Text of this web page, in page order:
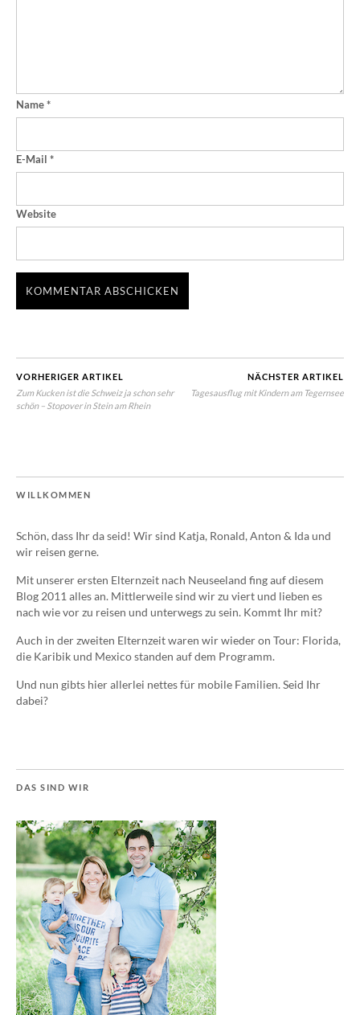
Name*
E-Mail *
Website
VORHERIGER ARTIKEL
Zum Kucken ist die Schweiz ja schon sehr
schön – Stopover in Stein am Rhein
NÄCHSTER ARTIKEL
Tagesausflug mit Kindern am Tegernsee
WILLKOMMEN
Schön, dass Ihr da seid! Wir sind Katja, Ronald, Anton & Ida und
wir reisen gerne.
Mit unserer ersten Elternzeit nach Neuseeland fing auf diesem
Blog 2011 alles an. Mittlerweile sind wir zu viert und lieben es
nach wie vor zu reisen und unterwegs zu sein. Kommt Ihr mit?
Auch in der zweiten Elternzeit waren wir wieder on Tour: Florida,
die Karibik und Mexico standen auf dem Programm.
Und nun gibts hier allerlei nettes für mobile Familien. Seid Ihr
dabei?
DAS SIND WIR